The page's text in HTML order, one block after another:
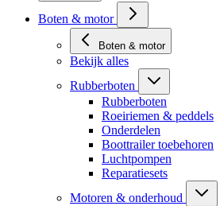
Boten & motor
Boten & motor
Bekijk alles
Rubberboten
Rubberboten
Roeiriemen & peddels
Onderdelen
Boottrailer toebehoren
Luchtpompen
Reparatiesets
Motoren & onderhoud